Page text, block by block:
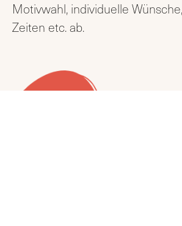
Motivwahl, individuelle
Zeiten etc. ab.